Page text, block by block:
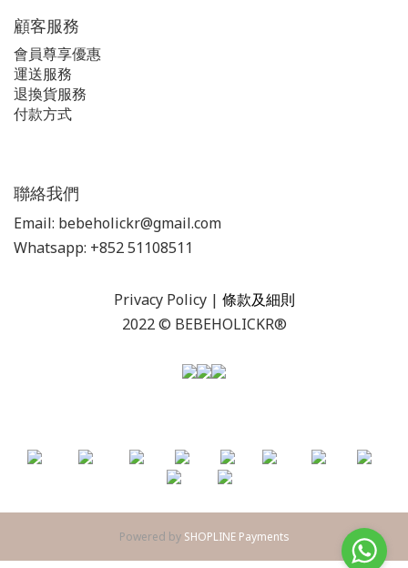
顧客服務
會員尊享優惠
運送服務
退換貨服務
付款方式
聯絡我們
Email: bebeholickr@gmail.com
Whatsapp: +852 51108511
Privacy Policy| 條款及細則
2022 © BEBEHOLICKR®
Powered by SHOPLINE Payments